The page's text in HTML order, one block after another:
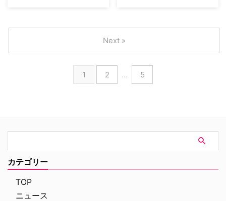
Ziva（原題）』の撮影現場から初
めて写真が公開された。 ジェー
Paramount+で製作が進められて
『NCIS 〜ネイビー犯罪捜査
ィノッゾ役でおなじみのマイケ
が恋しく思っている 8月20日、マ
イケルはXで前週の8月15日に父
1 2 … 5
Next »
カテゴリー
TOP
ニュース